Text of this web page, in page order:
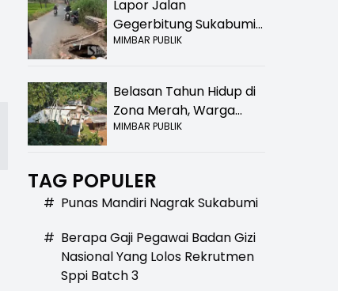
Lapor Jalan
Gegerbitung Sukabumi
Bolong! Bahaya Bagi
MIMBAR PUBLIK
Belasan Tahun Hidup di
Zona Merah, Warga
Kampung Nangewer
Relokasi
MIMBAR PUBLIK
TAG POPULER
# Punas Mandiri Nagrak Sukabumi
# Berapa Gaji Pegawai Badan Gizi
Nasional Yang Lolos Rekrutmen
Sppi Batch 3